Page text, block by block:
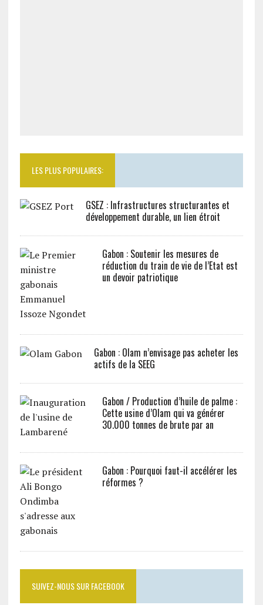
LES PLUS POPULAIRES:
GSEZ : Infrastructures structurantes et
développement durable, un lien étroit
Gabon : Soutenir les mesures de
réduction du train de vie de l’Etat est
un devoir patriotique
Gabon : Olam n’envisage pas acheter les
actifs de la SEEG
Gabon / Production d’huile de palme :
Cette usine d’Olam qui va générer
30.000 tonnes de brute par an
Gabon : Pourquoi faut-il accélérer les
réformes ?
SUIVEZ-NOUS SUR FACEBOOK